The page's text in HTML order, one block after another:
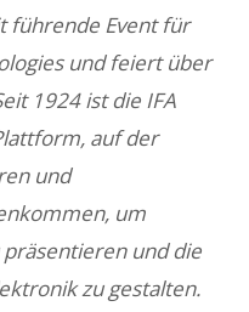
führende Event für
und feiert über
1924 ist die IFA
auf der
und
um
und die
zu gestalten.